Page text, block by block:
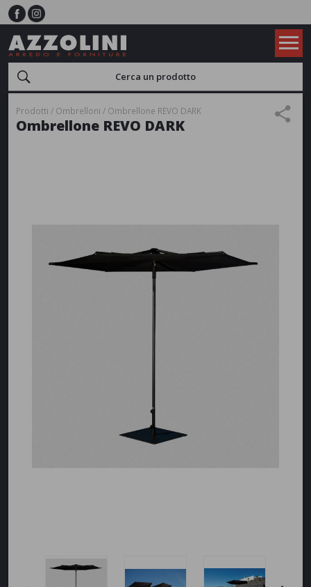
Prodotti Ombrelloni Ombrellone REVO DARK
Ombrellone REVO DARK